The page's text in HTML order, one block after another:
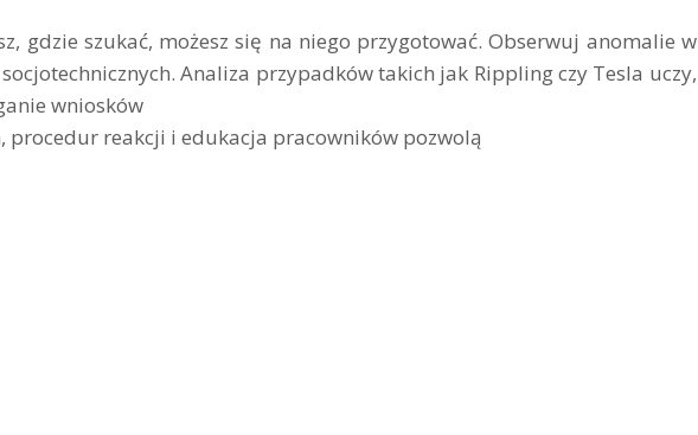
gdzie szukać, możesz się na niego przygotować. Obserwuj anomalie w
Analiza przypadków takich jak Rippling czy Tesla uczy,
wniosków
procedur reakcji i edukacja pracowników pozwolą